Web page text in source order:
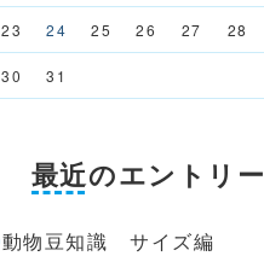
23 24 25 26 27 28
30 31
最近のエントリー
動物豆知識 サイズ編